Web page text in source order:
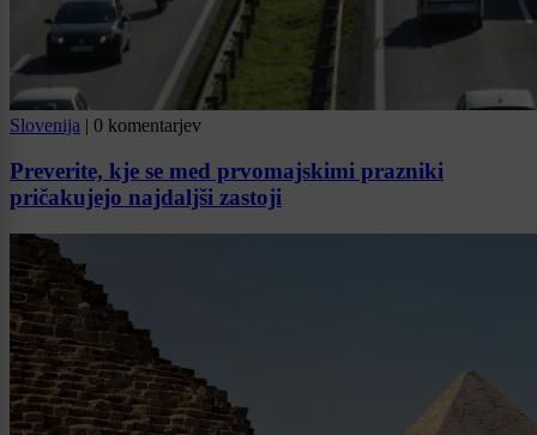
Slovenija | 0 komentarjev
Preverite, kje se med prvomajskimi prazniki
pričakujejo najdaljši zastoji